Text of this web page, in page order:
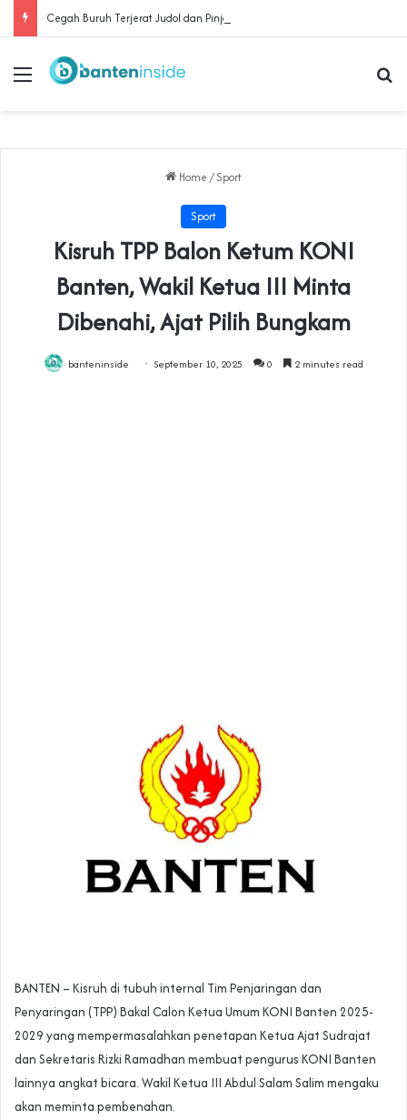
Menu
Home / Sport
Sport
Kisruh TPP Balon Ketum KONI
Banten, Wakil Ketua III Minta
Dibenahi, Ajat Pilih Bungkam
banteninside September 10, 2025 0 2 minutes read
‎BANTEN – Kisruh di tubuh internal Tim Penjaringan dan
Penyaringan (TPP) Bakal Calon Ketua Umum KONI Banten 2025-
2029 yang mempermasalahkan penetapan Ketua Ajat Sudrajat
dan Sekretaris Rizki Ramadhan membuat pengurus KONI Banten
lainnya angkat bicara. Wakil Ketua III Abdul Salam Salim mengaku
akan meminta pembenahan.